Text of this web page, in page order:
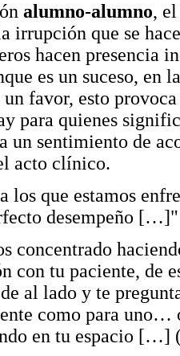
alumno-alumno,
irrupción que se
hacen presencia
es un suceso, en
favor, esto
para quienes
un sentimiento de
acto clínico.
los que estamos
desempeño
concentrado
con tu paciente, de
al lado y te
como para uno…
en tu espacio […]